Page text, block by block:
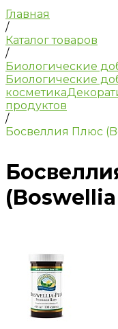
Главная
/
Каталог товаров
/
Биологические
Биологические
косметика
продуктов
/
Босвеллия Плюс